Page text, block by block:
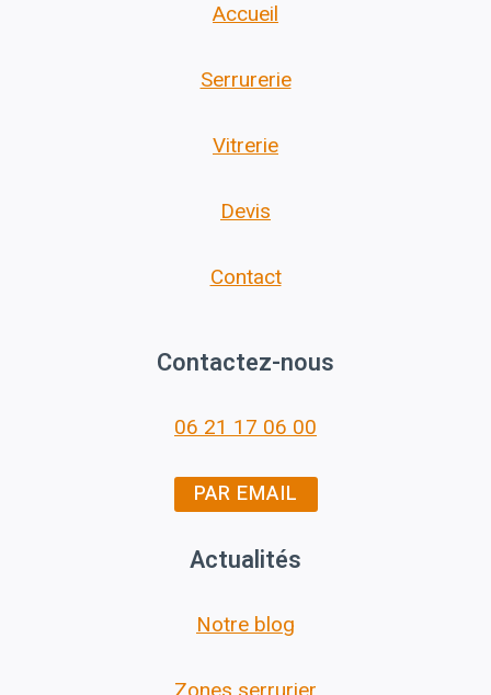
Accueil
Serrurerie
Vitrerie
Devis
Contact
Contactez-nous
06 21 17 06 00
PAR EMAIL
Actualités
Notre blog